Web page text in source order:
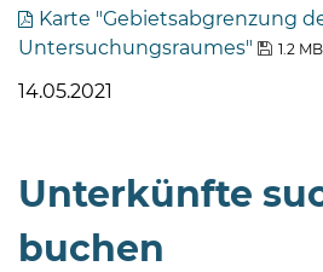
08
Uhr
Karte "Gebietsabgrenzung
Untersuchungsraumes"
1.2 MB
14.05.2021
Unterkünfte
buchen